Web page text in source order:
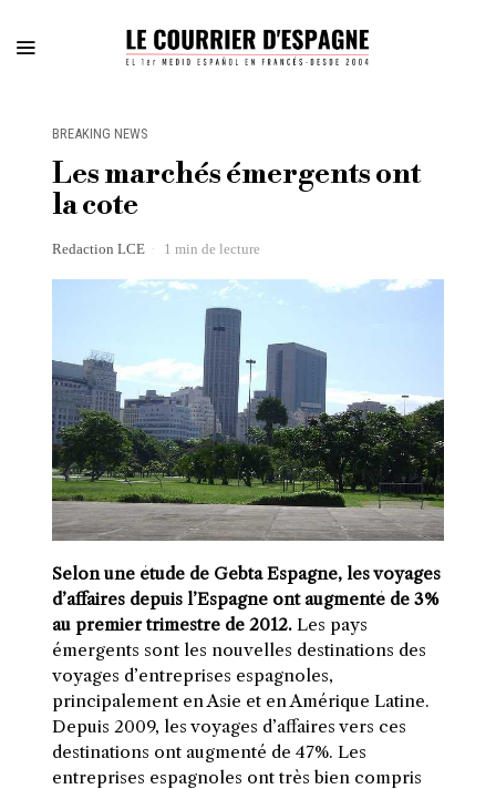
BREAKING NEWS
Les marchés émergents ont
la cote
Redaction LCE 1 min de lecture
Selon une étude de Gebta Espagne, les voyages
d’affaires depuis l’Espagne ont augmenté de 3%
au premier trimestre de 2012.Les pays
émergents sont les nouvelles destinations des
voyages d’entreprises espagnoles,
principalement en Asie et en Amérique Latine.
Depuis 2009, les voyages d’affaires vers ces
destinations ont augmenté de 47%. Les
entreprises espagnoles ont très bien compris